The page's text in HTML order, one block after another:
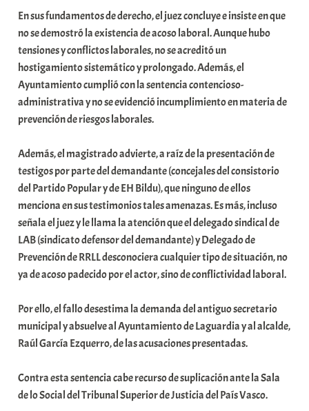
En sus fundamentos de derecho, el juez concluye e insiste en que
no se demostró la existencia de acoso laboral. Aunque hubo
tensiones y conflictos laborales, no se acreditó un
hostigamiento sistemático y prolongado. Además, el
Ayuntamiento cumplió con la sentencia contencioso-
administrativa y no se evidenció incumplimiento en materia de
prevención de riesgos laborales.
Además, el magistrado advierte, a raíz de la presentación de
testigos por parte del demandante (concejales del consistorio
del Partido Popular y de EH Bildu), que ninguno de ellos
menciona en sus testimonios tales amenazas. Es más, incluso
señala el juez y le llama la atención que el delegado sindical de
LAB (sindicato defensor del demandante) y Delegado de
Prevención de RRLL desconociera cualquier tipo de situación, no
ya de acoso padecido por el actor, sino de conflictividad laboral.
Por ello, el fallo desestima la demanda del antiguo secretario
municipal y absuelve al Ayuntamiento de Laguardia y al alcalde,
Raúl García Ezquerro, de las acusaciones presentadas.
Contra esta sentencia cabe recurso de suplicación ante la Sala
de lo Social del Tribunal Superior de Justicia del País Vasco.